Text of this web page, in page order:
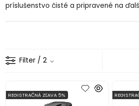
príslušenstvo čisté a pripravené na
Filter / 2
REGISTRAČNÁ ZĽAVA 5%